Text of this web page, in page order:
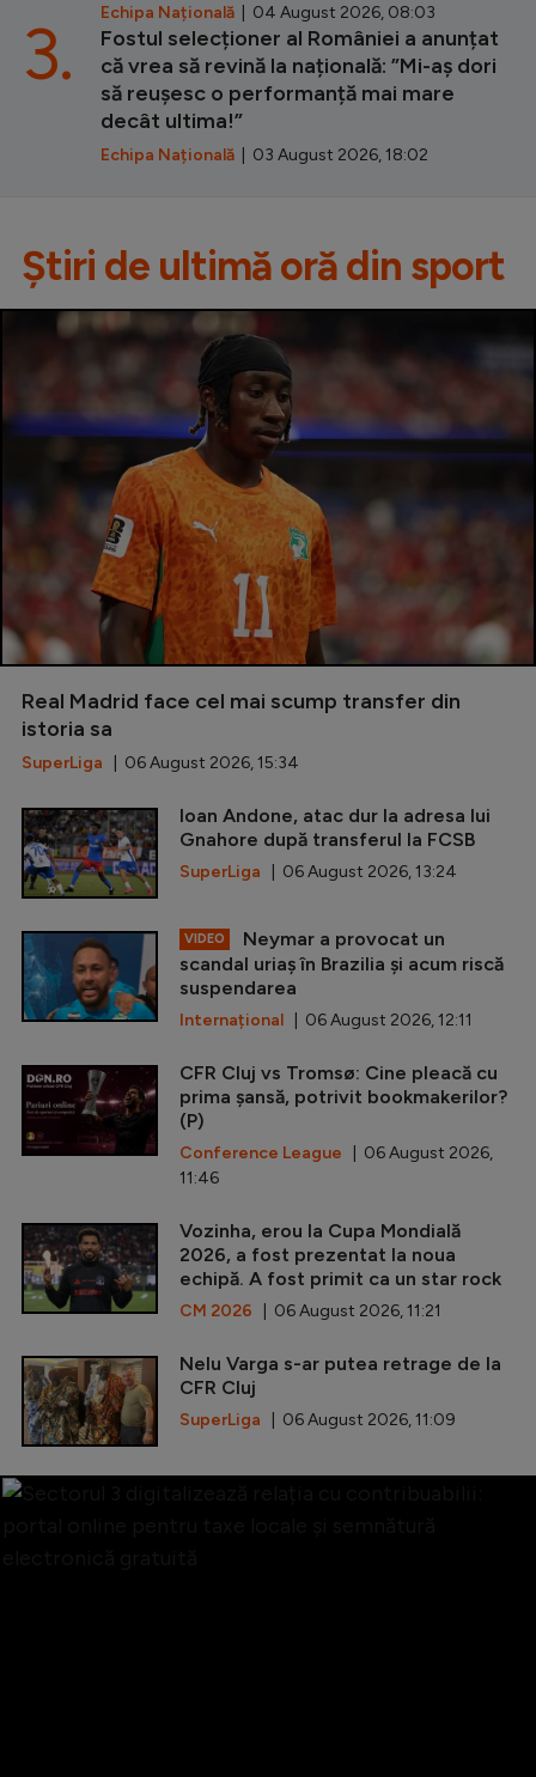
Echipa Națională | 04 August 2026, 08:03
Fostul selecționer al României a anunțat
că vrea să revină la națională: ”Mi-aș dori
să reușesc o performanță mai mare
decât ultima!”
Echipa Națională | 03 August 2026, 18:02
3.
Știri de ultimă oră din sport
Real Madrid face cel mai scump transfer din
istoria sa
SuperLiga | 06 August 2026, 15:34
Ioan Andone, atac dur la adresa lui
Gnahore după transferul la FCSB
SuperLiga | 06 August 2026, 13:24
VIDEO
Neymar a provocat un
scandal uriaș în Brazilia și acum riscă
suspendarea
Internațional | 06 August 2026, 12:11
CFR Cluj vs Tromsø: Cine pleacă cu
prima șansă, potrivit bookmakerilor?
(P)
Conference League | 06 August 2026,
11:46
Vozinha, erou la Cupa Mondială
2026, a fost prezentat la noua
echipă. A fost primit ca un star rock
CM 2026 | 06 August 2026, 11:21
Nelu Varga s-ar putea retrage de la
CFR Cluj
SuperLiga | 06 August 2026, 11:09